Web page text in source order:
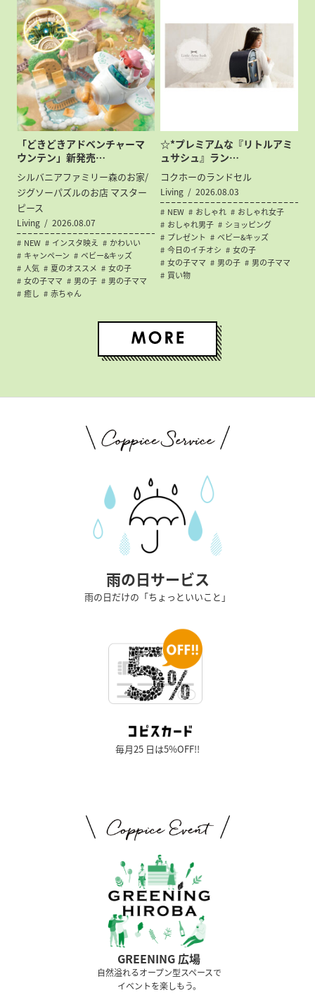
「どきどきアドベンチャーマ
ウンテン」新発売…
シルバニアファミリー森のお家/
ジグソーパズルのお店 マスター
ピース
Living 2026.08.07
NEW インスタ映え
かわいい
キャンペーン
ベビー&キッズ
人気
夏のオススメ
女の子
女の子ママ
男の子
男の子ママ
癒し
赤ちゃん
☆*プレミアムな『リトルアミ
ュサシュ』ラン…
コクホーのランドセル
Living 2026.08.03
NEW おしゃれ
おしゃれ女子
おしゃれ男子
ショッピング
プレゼント
ベビー&キッズ
今日のイチオシ
女の子
女の子ママ
男の子
男の子ママ
買い物
雨の日サービス
雨の日だけの「ちょっといいこと」
毎月25 日は5%OFF!!
GREENING 広場
⾃然溢れるオープン型スペースで
イベントを楽しもう。